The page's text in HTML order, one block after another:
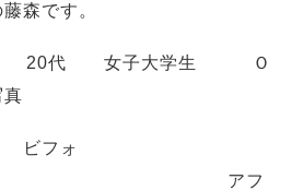
森です。
大学生 Ｏ
真
フ